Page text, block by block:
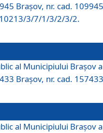
Brașov, nr. cad.
3/7/1/3/2/3/2.
al Municipiului Braşov a
Brașov, nr. cad.
al Municipiului Braşov a